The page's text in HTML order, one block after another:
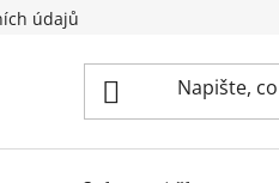
údajů